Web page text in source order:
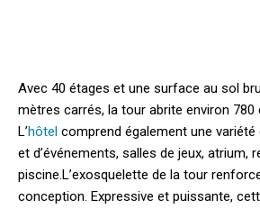
Avec 40 étages et une surface au sol
mètres carrés, la tour abrite environ
L’hôtel comprend également une variété
et d’événements, salles de jeux, atrium,
piscine.L’exosquelette de la tour
conception. Expressive et puissante,